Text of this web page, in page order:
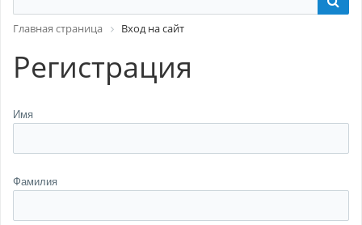
Главная страница Вход на сайт
Регистрация
Имя
Фамилия